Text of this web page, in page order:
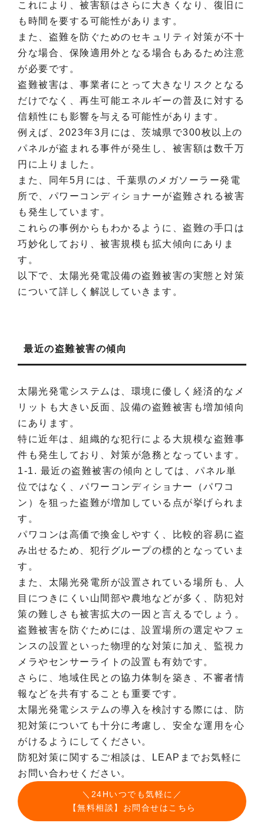
これにより、被害額はさらに大きくなり、復旧に
も時間を要する可能性があります。
また、盗難を防ぐためのセキュリティ対策が不十
分な場合、保険適用外となる場合もあるため注意
が必要です。
盗難被害は、事業者にとって大きなリスクとなる
だけでなく、再生可能エネルギーの普及に対する
信頼性にも影響を与える可能性があります。
例えば、2023年3月には、茨城県で300枚以上の
パネルが盗まれる事件が発生し、被害額は数千万
円に上りました。
また、同年5月には、千葉県のメガソーラー発電
所で、パワーコンディショナーが盗難される被害
も発生しています。
これらの事例からもわかるように、盗難の手口は
巧妙化しており、被害規模も拡大傾向にありま
す。
以下で、太陽光発電設備の盗難被害の実態と対策
について詳しく解説していきます。
最近の盗難被害の傾向
太陽光発電システムは、環境に優しく経済的なメ
リットも大きい反面、設備の盗難被害も増加傾向
にあります。
特に近年は、組織的な犯行による大規模な盗難事
件も発生しており、対策が急務となっています。
1-1. 最近の盗難被害の傾向としては、パネル単
位ではなく、パワーコンディショナー（パワコ
ン）を狙った盗難が増加している点が挙げられま
す。
パワコンは高価で換金しやすく、比較的容易に盗
み出せるため、犯行グループの標的となっていま
す。
また、太陽光発電所が設置されている場所も、人
目につきにくい山間部や農地などが多く、防犯対
策の難しさも被害拡大の一因と言えるでしょう。
盗難被害を防ぐためには、設置場所の選定やフェ
ンスの設置といった物理的な対策に加え、監視カ
メラやセンサーライトの設置も有効です。
さらに、地域住民との協力体制を築き、不審者情
報などを共有することも重要です。
太陽光発電システムの導入を検討する際には、防
犯対策についても十分に考慮し、安全な運用を心
がけるようにしてください。
防犯対策に関するご相談は、LEAPまでお気軽に
お問い合わせください。
＼24Hいつでも気軽に／
【無料相談】お問合せはこちら